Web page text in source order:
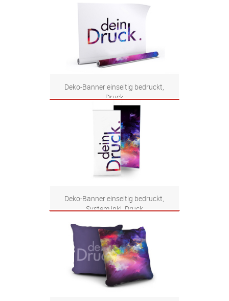
Deko-Banner einseitig bedruckt,
Druck
Zum Produkt
Deko-Banner einseitig bedruckt,
System inkl. Druck
Zum Produkt